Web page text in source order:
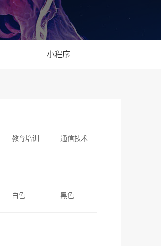
小程序
教育培训 通信技术
白色 黑色